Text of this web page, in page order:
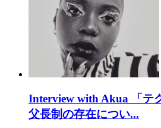
Interview with Akua 「テ
父長制の存在につい...